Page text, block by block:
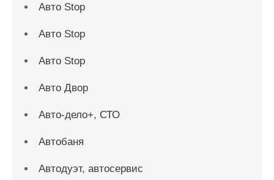
Авто Stop
Авто Stop
Авто Stop
Авто Двор
Авто-дело+, СТО
Автобаня
Автодуэт, автосервис